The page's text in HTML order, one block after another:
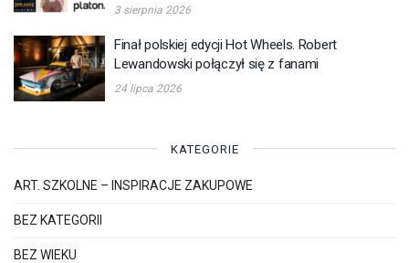
3 sierpnia 2026
Finał polskiej edycji Hot Wheels. Robert
Lewandowski połączył się z fanami
24 lipca 2026
KATEGORIE
ART. SZKOLNE – INSPIRACJE ZAKUPOWE
BEZ KATEGORII
BEZ WIEKU